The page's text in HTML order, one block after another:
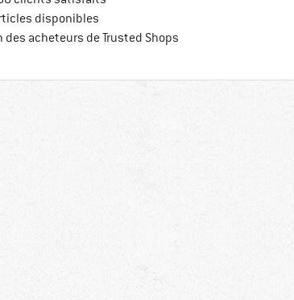
disponibles
des acheteurs de Trusted ShopsTrouve toutes les